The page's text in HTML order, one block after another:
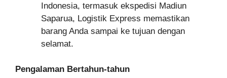
Indonesia, termasuk ekspedisi Madiun
Saparua, Logistik Express memastikan
barang Anda sampai ke tujuan dengan
selamat.
Pengalaman Bertahun-tahun